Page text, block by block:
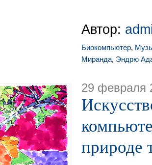
Автор:
Биокомпьютер,
Миранда, Эндрю
29 февраля
природе